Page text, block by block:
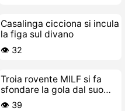
Casalinga cicciona si incula
la figa sul divano
👁️ 32
Troia rovente MILF si fa
sfondare la gola dal suo
stallone giovane
👁️ 39